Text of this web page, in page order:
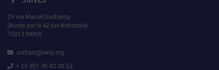
29 rue Marcel Duchamp
(Accès par le 42 rue Nationale)
75013 PARIS
contact@iemj.org
+ 33 (0)1 45 82 20 52